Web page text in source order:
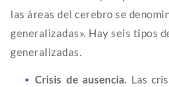
las áreas del cerebro se
generalizadas». Hay seis tipos
generalizadas.
Crisis de ausencia. Las